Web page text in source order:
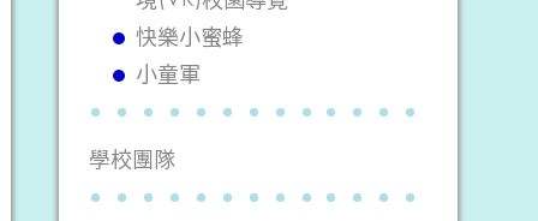
快樂小蜜蜂
小童軍
學校團隊